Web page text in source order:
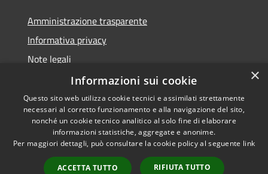
Amministrazione trasparente
Informativa privacy
Note legali
Dichiarazione di accessibilità
RSS
Accessibilità
Copyright © 2026 • Comune di
Municipium• Accesso
×
Informazioni sui cookie
Questo sito web utilizza cookie tecnici e assimilati strettamente
necessari al corretto funzionamento e alla navigazione del sito,
nonché un cookie tecnico analitico al solo fine di elaborare
informazioni statistiche, aggregate e anonime.
Per maggiori dettagli, può consultare la cookie policy al seguente link
ACCETTA TUTTO RIFIUTA TUTTO